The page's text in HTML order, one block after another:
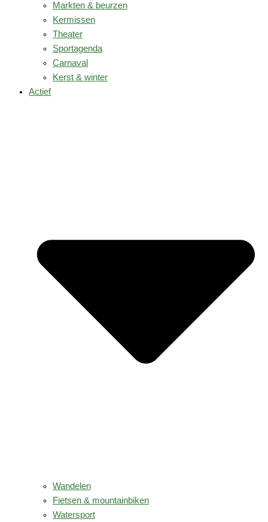
Markten & beurzen
Kermissen
Theater
Sportagenda
Carnaval
Kerst & winter
Actief
Wandelen
Fietsen & mountainbiken
Watersport